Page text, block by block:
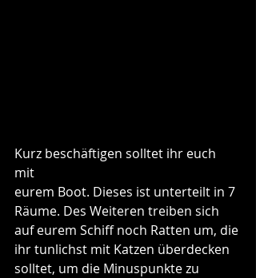
Kurz beschäftigen solltet ihr euch
mit
eurem Boot. Dieses ist unterteilt in 7
Räume. Des Weiteren treiben sich
auf eurem Schiff noch Ratten um, die
ihr tunlichst mit Katzen überdecken
solltet, um die Minuspunkte zu